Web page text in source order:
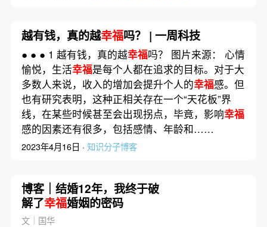
越有钱，真的越幸福吗？ | 一周科技
● ● ● 1 越有钱，真的越幸福吗？‍‍‍‍‍‍‍‍‍‍‍‍‍‍‍‍ 图片来源： 心情
愉悦，生活幸福是每个人都在追求的目标。对于大
多数人来说，收入的增加会提升个人的幸福感。但
也有研究表明，这种正相关存在一个“天花板”界
线，在某些时候甚至会出现拐点，毕竟，影响幸福
感的因素还有很多，包括感情、年龄和……
2023年4月16日 · 知识分子博客
博客｜结婚12年，我终于破
解了幸福婚姻的密码
文｜国华